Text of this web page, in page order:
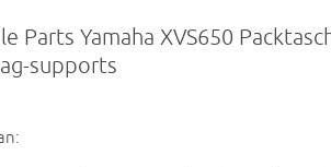
Parts Yamaha XVS650
supports